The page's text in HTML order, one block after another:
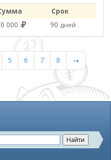
Срок
000 90 дней
5 6 7 8 →